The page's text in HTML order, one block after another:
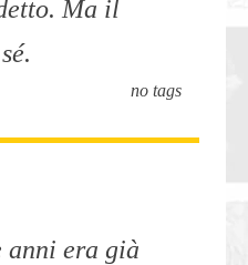
Ma il
no tags
anni era già